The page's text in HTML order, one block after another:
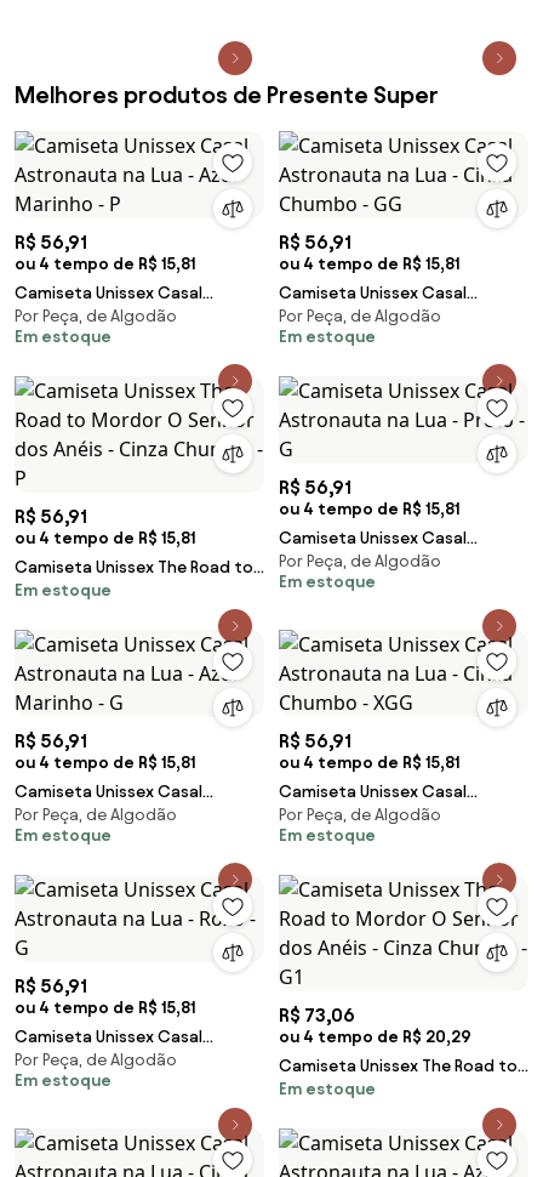
Melhores produtos de Presente Super
R$ 56,91
ou 4 tempo de R$ 15,81
Camiseta Unissex Casal
Astronauta na Lua - Azul
Marinho - P
Por Peça, de Algodão
Em estoque
R$ 56,91
ou 4 tempo de R$ 15,81
Camiseta Unissex Casal
Astronauta na Lua - Cinza
Chumbo - GG
Por Peça, de Algodão
Em estoque
R$ 56,91
ou 4 tempo de R$ 15,81
Camiseta Unissex The Road to
Mordor O Senhor dos Anéis -
Em estoque
R$ 56,91
ou 4 tempo de R$ 15,81
Camiseta Unissex Casal
Astronauta na Lua - Preto - G
Por Peça, de Algodão
Em estoque
R$ 56,91
ou 4 tempo de R$ 15,81
Camiseta Unissex Casal
Astronauta na Lua - Azul
Marinho - G
Por Peça, de Algodão
Em estoque
R$ 56,91
ou 4 tempo de R$ 15,81
Camiseta Unissex Casal
Astronauta na Lua - Cinza
Chumbo - XGG
Por Peça, de Algodão
Em estoque
R$ 56,91
ou 4 tempo de R$ 15,81
Camiseta Unissex Casal
Astronauta na Lua - Roxo - G
Por Peça, de Algodão
Em estoque
R$ 73,06
ou 4 tempo de R$ 20,29
Camiseta Unissex The Road to
Mordor O Senhor dos Anéis -
Em estoque